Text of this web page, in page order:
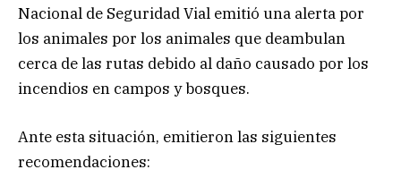
Nacional de Seguridad Vial emitió una alerta por
los animales por los animales que deambulan
cerca de las rutas debido al daño causado por los
incendios en campos y bosques.
Ante esta situación, emitieron las siguientes
recomendaciones: